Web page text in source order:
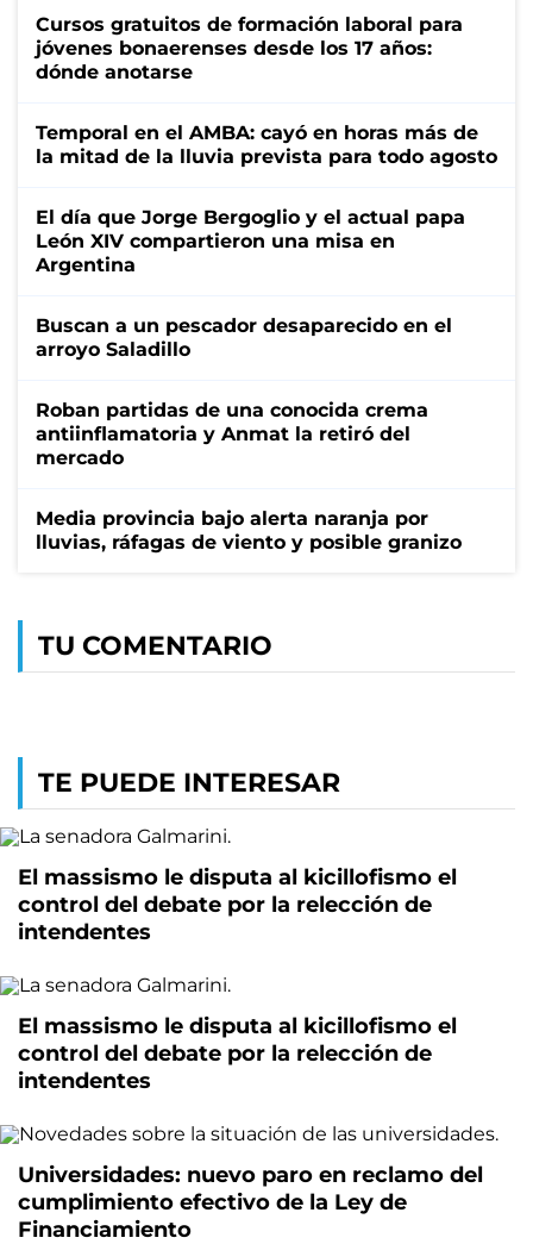
Cursos gratuitos de formación laboral para
jóvenes bonaerenses desde los 17 años:
dónde anotarse
Temporal en el AMBA: cayó en horas más de
la mitad de la lluvia prevista para todo agosto
El día que Jorge Bergoglio y el actual papa
León XIV compartieron una misa en
Argentina
Buscan a un pescador desaparecido en el
arroyo Saladillo
Roban partidas de una conocida crema
antiinflamatoria y Anmat la retiró del
mercado
Media provincia bajo alerta naranja por
lluvias, ráfagas de viento y posible granizo
TU COMENTARIO
TE PUEDE INTERESAR
El massismo le disputa al kicillofismo el
control del debate por la relección de
intendentes
El massismo le disputa al kicillofismo el
control del debate por la relección de
intendentes
Universidades: nuevo paro en reclamo del
cumplimiento efectivo de la Ley de
Financiamiento